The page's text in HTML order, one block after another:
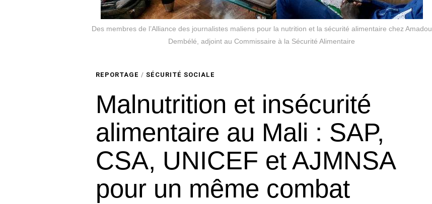
Des membres de l’Alliance des journalistes maliens pour la nutrition et la sécurité alimentaire chez Amadou
Dembélé, adjoint au Commissaire à la Sécurité Alimentaire
REPORTAGE / SÉCURITÉ SOCIALE
Malnutrition et insécurité
alimentaire au Mali : SAP,
CSA, UNICEF et AJMNSA
pour un même combat